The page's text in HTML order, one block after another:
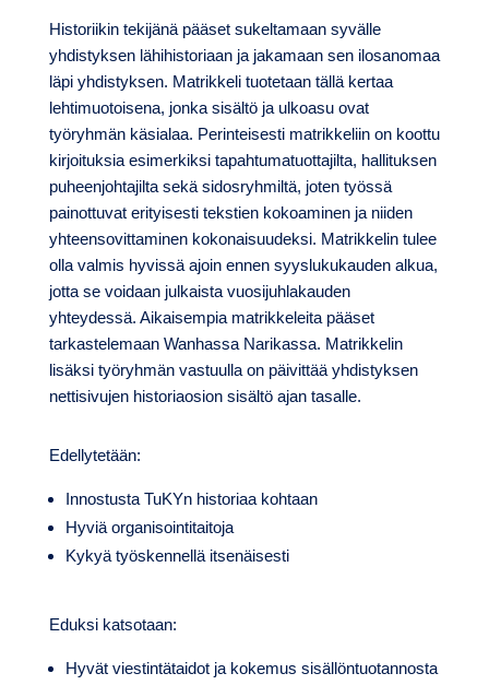
Historiikin tekijänä pääset sukeltamaan syvälle
yhdistyksen lähihistoriaan ja jakamaan sen ilosanomaa
läpi yhdistyksen. Matrikkeli tuotetaan tällä kertaa
lehtimuotoisena, jonka sisältö ja ulkoasu ovat
työryhmän käsialaa. Perinteisesti matrikkeliin on koottu
kirjoituksia esimerkiksi tapahtumatuottajilta, hallituksen
puheenjohtajilta sekä sidosryhmiltä, joten työssä
painottuvat erityisesti tekstien kokoaminen ja niiden
yhteensovittaminen kokonaisuudeksi. Matrikkelin tulee
olla valmis hyvissä ajoin ennen syyslukukauden alkua,
jotta se voidaan julkaista vuosijuhlakauden
yhteydessä. Aikaisempia matrikkeleita pääset
tarkastelemaan Wanhassa Narikassa. Matrikkelin
lisäksi työryhmän vastuulla on päivittää yhdistyksen
nettisivujen historiaosion sisältö ajan tasalle.
Edellytetään:
Innostusta TuKYn historiaa kohtaan
Hyviä organisointitaitoja
Kykyä työskennellä itsenäisesti
Eduksi katsotaan:
Hyvät viestintätaidot ja kokemus sisällöntuotannosta